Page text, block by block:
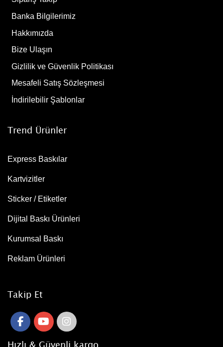
Banka Bilgilerimiz
Hakkımızda
Bize Ulaşın
Gizlilik ve Güvenlik Politikası
Mesafeli Satış Sözleşmesi
İndirilebilir Şablonlar
Trend Ürünler
Express Baskılar
Kartvizitler
Sticker / Etiketler
Dijital Baskı Ürünleri
Kurumsal Baskı
Reklam Ürünleri
Takip Et
Hızlı & Güvenli kargo